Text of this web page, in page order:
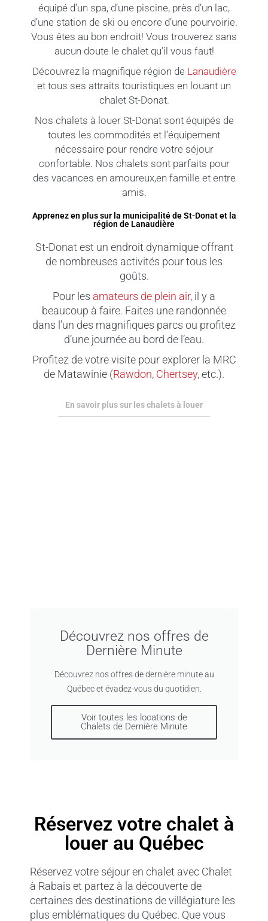
équipé d’un spa, d’une piscine, près d’un lac,
d’une station de ski ou encore d’une pourvoirie.
Vous êtes au bon endroit! Vous trouverez sans
aucun doute le chalet qu’il vous faut!
Découvrez la magnifique région de Lanaudière
et tous ses attraits touristiques en louant un
chalet St-Donat.
Nos chalets à louer St-Donat sont équipés de
toutes les commodités et l’équipement
nécessaire pour rendre votre séjour
confortable. Nos chalets sont parfaits pour
des vacances en amoureux,en famille et entre
amis.
Apprenez en plus sur la municipalité de St-Donat et la
région de Lanaudière
St-Donat est un endroit dynamique offrant
de nombreuses activités pour tous les
goûts.
Pour les amateurs de plein air, il y a
beaucoup à faire. Faites une randonnée
dans l’un des magnifiques parcs ou profitez
d’une journée au bord de l’eau.
Profitez de votre visite pour explorer la MRC
de Matawinie (Rawdon, Chertsey, etc.).
En savoir plus sur les chalets à louer
Découvrez nos offres de
Dernière Minute
Découvrez nos offres de dernière minute au
Québec et évadez-vous du quotidien.
Voir toutes les locations de
Chalets de Dernière Minute
Réservez votre chalet à
louer au Québec
Réservez votre séjour en chalet avec Chalet
à Rabais et partez à la découverte de
certaines des destinations de villégiature les
plus emblématiques du Québec. Que vous